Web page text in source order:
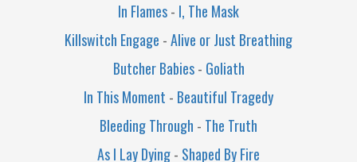
In Flames- I, The Mask
Killswitch Engage -Alive or Just Breathing
Butcher Babies- Goliath
In This Moment - Beautiful Tragedy
Bleeding Through - The Truth
As I Lay Dying- Shaped By Fire